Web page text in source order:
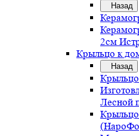
Назад
2см
Крыльцо к
Назад
Лесной
Крыльцо